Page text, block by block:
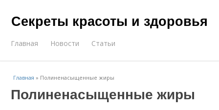
Секреты красоты и здоровья
Главная Новости Статьи
Главная » Полиненасыщенные жиры
Полиненасыщенные жиры